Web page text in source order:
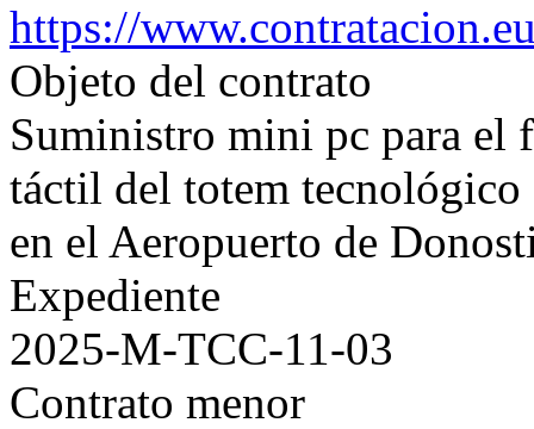
https://
Objeto del contrato
Suministro mini pc para el
táctil del totem
en el Aeropuerto de
Expediente
2025-M-TCC-11-03
Contrato menor